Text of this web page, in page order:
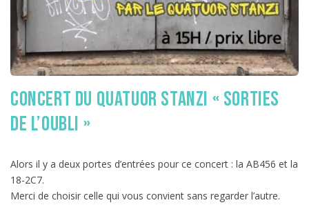
concert du quatuor Stanzi « Sorties
de l’oubli »
Alors il y a deux portes d’entrées pour ce concert : la AB456 et la
18-2C7.
Merci de choisir celle qui vous convient sans regarder l’autre.